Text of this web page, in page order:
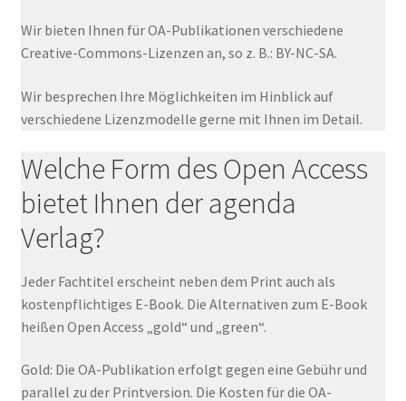
Wir bieten Ihnen für OA-Publikationen verschiedene
Creative-Commons-Lizenzen an, so z. B.: BY-NC-SA.
Wir besprechen Ihre Möglichkeiten im Hinblick auf
verschiedene Lizenzmodelle gerne mit Ihnen im Detail.
Welche Form des Open Access
bietet Ihnen der agenda
Verlag?
Jeder Fachtitel erscheint neben dem Print auch als
kostenpflichtiges E-Book. Die Alternativen zum E-Book
heißen Open Access „gold“ und „green“.
Gold: Die OA-Publikation erfolgt gegen eine Gebühr und
parallel zu der Printversion. Die Kosten für die OA-